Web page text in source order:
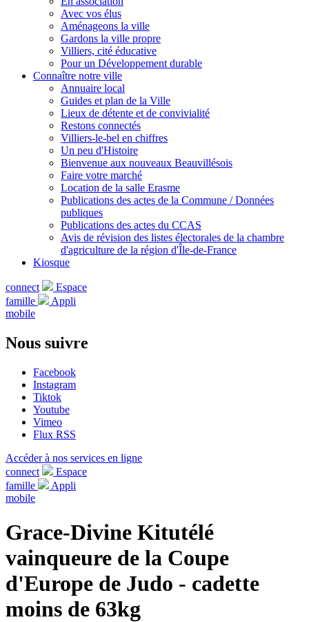
Avec vos élus
Aménageons la ville
Gardons la ville propre
Villiers, cité éducative
Pour un Développement durable
Connaître notre ville
Annuaire local
Guides et plan de la Ville
Lieux de détente et de convivialité
Restons connectés
Villiers-le-bel en chiffres
Un peu d'Histoire
Bienvenue aux nouveaux Beauvillésois
Faire votre marché
Location de la salle Erasme
Publications des actes de la Commune / Données
publiques
Publications des actes du CCAS
Avis de révision des listes électorales de la chambre
d'agriculture de la région d'Île-de-France
Kiosque
connect
Espace
famille
Appli
mobile
Nous suivre
Facebook
Instagram
Tiktok
Youtube
Vimeo
Flux RSS
Accéder à nos services en ligne
connect
Espace
famille
Appli
mobile
Grace-Divine Kitutélé
vainqueure de la Coupe
d'Europe de Judo - cadette
moins de 63kg